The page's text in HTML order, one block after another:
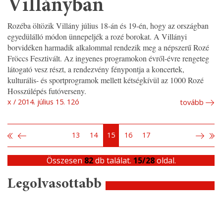
Villányban
Rozéba öltözik Villány július 18-án és 19-én, hogy az országban
egyedülálló módon ünnepeljék a rozé borokat. A Villányi
borvidéken harmadik alkalommal rendezik meg a népszerű Rozé
Fröccs Fesztivált. Az ingyenes programokon évről-évre rengeteg
látogató vesz részt, a rendezvény fénypontja a koncertek,
kulturális- és sportprogramok mellett kétségkívül az 1000 Rozé
Hosszúlépés futóverseny.
x 2014. július 15. 12ó tovább
13 14 15 16 17
Összesen 82db találat. 15/28oldal.
Legolvasottabb